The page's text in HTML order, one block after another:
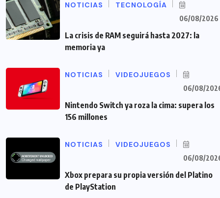
NOTICIAS TECNOLOGÍA
06/08/2026
La crisis de RAM seguirá hasta 2027: la
memoria ya
NOTICIAS VIDEOJUEGOS
06/08/
Nintendo Switch ya roza la cima: supera los
156 millones
NOTICIAS VIDEOJUEGOS
06/08/
Xbox prepara su propia versión del Platino
de PlayStation